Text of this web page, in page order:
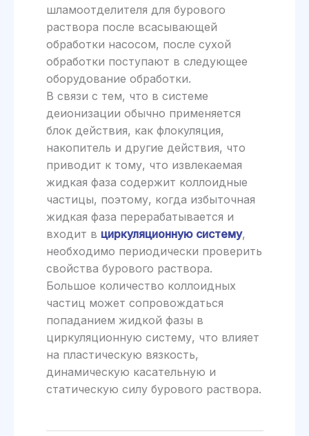
шламоотделителя для бурового
раствора после всасывающей
обработки насосом, после сухой
обработки поступают в следующее
оборудование обработки.
В связи с тем, что в системе
деионизации обычно применяется
блок действия, как флокуляция,
накопитель и другие действия, что
приводит к тому, что извлекаемая
жидкая фаза содержит коллоидные
частицы, поэтому, когда избыточная
жидкая фаза перерабатывается и
входит в циркуляционную систему,
необходимо периодически проверить
свойства бурового раствора.
Большое количество коллоидных
частиц может сопровождаться
попаданием жидкой фазы в
циркуляционную систему, что влияет
на пластическую вязкость,
динамическую касательную и
статическую силу бурового раствора.